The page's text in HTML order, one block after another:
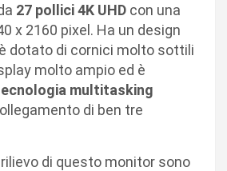
27 pollici 4K UHD con una
x 2160 pixel. Ha un design
dotato di cornici molto sottili
molto ampio ed è
multitasking
di ben tre
di questo monitor sono